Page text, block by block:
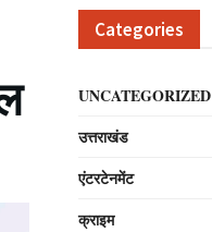
Categories
UNCATEGORIZED
उत्तराखंड
एंटरटेनमेंट
क्राइम